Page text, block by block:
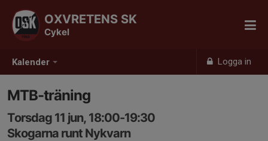
Kalender Logga in
OXVRETENS SK
Cykel
MTB-träning
Torsdag 11 jun, 18:00-19:30
Skogarna runt Nykvarn